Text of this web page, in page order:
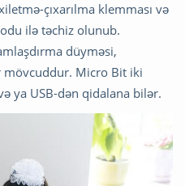
çıxarılma klemması və
ilə təchiz olunub.
düyməsi,
Micro Bit iki
ya USB-dən qidalana bilər.